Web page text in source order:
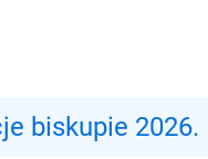
biskupie 2026.